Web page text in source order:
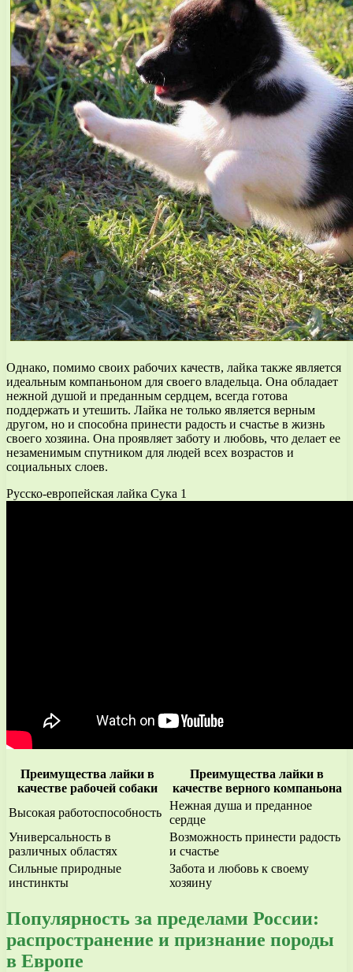
Однако, помимо своих рабочих качеств, лайка также является
идеальным компаньоном для своего владельца. Она обладает
нежной душой и преданным сердцем, всегда готова
поддержать и утешить. Лайка не только является верным
другом, но и способна принести радость и счастье в жизнь
своего хозяина. Она проявляет заботу и любовь, что делает ее
незаменимым спутником для людей всех возрастов и
социальных слоев.
Русско-европейская лайка Сука 1
Преимущества лайки в
качестве рабочей собаки
Преимущества лайки в
качестве верного компаньона
Высокая работоспособность
Нежная душа и преданное
сердце
Универсальность в
различных областях
Возможность принести радость
и счастье
Сильные природные
инстинкты
Забота и любовь к своему
хозяину
Популярность за пределами России:
распространение и признание породы
в Европе